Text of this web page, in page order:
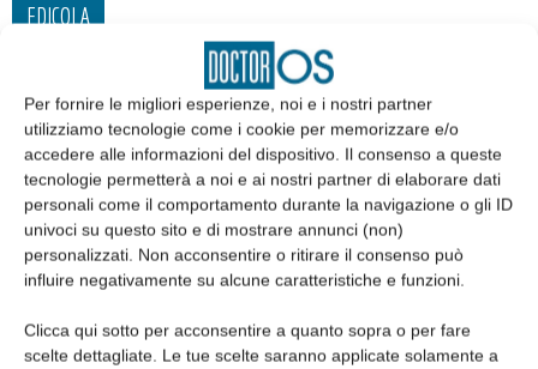
Per fornire le migliori esperienze, noi e i nostri partner
utilizziamo tecnologie come i cookie per memorizzare e/o
accedere alle informazioni del dispositivo. Il consenso a queste
tecnologie permetterà a noi e ai nostri partner di elaborare dati
personali come il comportamento durante la navigazione o gli ID
univoci su questo sito e di mostrare annunci (non)
personalizzati. Non acconsentire o ritirare il consenso può
influire negativamente su alcune caratteristiche e funzioni.
Clicca qui sotto per acconsentire a quanto sopra o per fare
scelte dettagliate. Le tue scelte saranno applicate solamente a
EDICOLA
Edicola web